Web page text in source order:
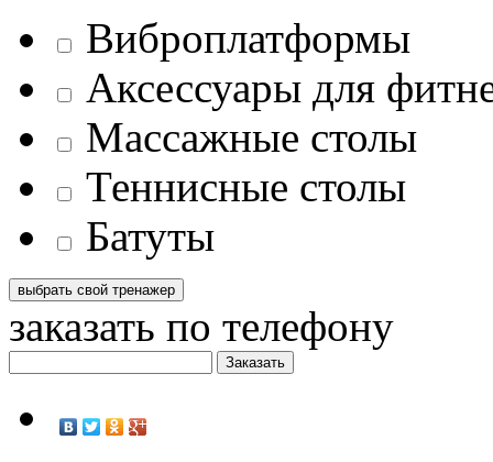
Виброплатформы
Аксессуары для
Массажные столы
Теннисные столы
Батуты
заказать по телефону